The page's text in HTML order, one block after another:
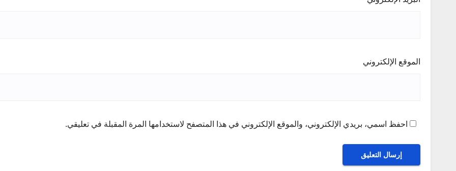
الموقع الإلكتروني
احفظ اسمي، بريدي الإلكتروني، والموقع الإلكتروني في هذا المتصفح لاستخدامها المرة المقبلة في تعليقي.